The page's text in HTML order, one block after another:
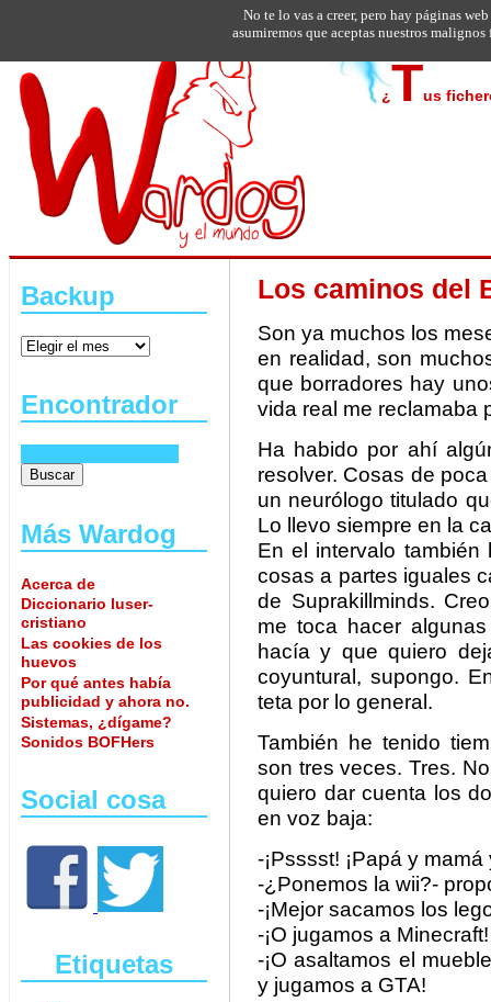
¿Tus
Backup
Encontrador
Más Wardog
Acerca de
Diccionario luser-
cristiano
Las cookies de los
huevos
Por qué antes había
publicidad y ahora no.
Sistemas, ¿dígame?
Sonidos BOFHers
Social cosa
Etiquetas
Los caminos del
Son ya muchos los
en realidad, son
que borradores hay
vida real me reclamaba
Ha habido por ahí
resolver. Cosas de
un neurólogo titulado
Lo llevo siempre en la
En el intervalo
cosas a partes iguales
de Suprakillminds.
me toca hacer
hacía y que quiero
coyuntural, supongo.
teta por lo general.
También he tenido
son tres veces. Tres.
quiero dar cuenta los
en voz baja:
-¡Psssst! ¡Papá y
-¿Ponemos la wii?-
-¡Mejor sacamos los
-¡O jugamos a Minecraft!
-¡O asaltamos el
y jugamos a GTA!
No te lo vas a creer, pero hay páginas
asumiremos que aceptas nuestros